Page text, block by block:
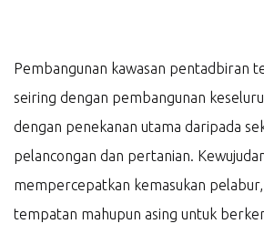
Pembangunan kawasan pentadbiran
seiring dengan pembangunan
dengan penekanan utama daripada
pelancongan dan pertanian.
mempercepatkan kemasukan
tempatan mahupun asing untuk